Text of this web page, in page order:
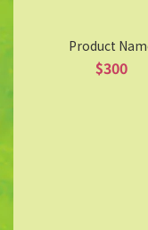
Product
$300